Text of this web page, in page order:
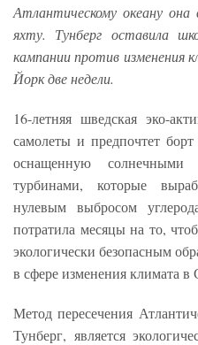
Атлантическому океану она
яхту. Тунберг оставила
кампании против
Йорк две недели.
16-летняя шведская эко-
самолеты и предпочтет
оснащенную
турбинами, которые
нулевым выбросом
потратила месяцы на то,
экологически безопасным
в сфере изменения климата
Метод пересечения
Тунберг, является